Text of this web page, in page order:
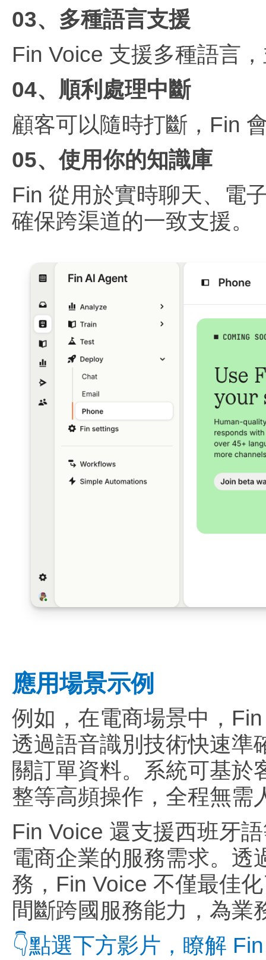
03、多種語言支援
Fin Voice 支援多種語言
04、順利處理中斷
顧客可以隨時打斷，Fin
05、使用你的知識庫
Fin 從用於實時聊天、電
確保跨渠道的一致支援。
應用場景示例
例如，在電商場景中，
透過語音識別技術快速準
關訂單資料。系統可基於
整等高頻操作，全程無需
Fin Voice 還支援西班牙
電商企業的服務需求。透
務，Fin Voice 不僅最佳
間斷跨國服務能力，為業
👇點選下方影片，瞭解